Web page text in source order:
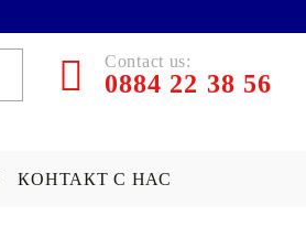
Contact us:
0884 22 38 56
КОНТАКТ С НАС